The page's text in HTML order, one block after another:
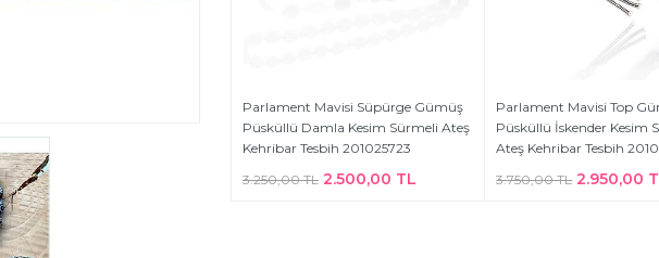
Parlament Mavisi Süpürge Gümüş
Püsküllü Damla Kesim Sürmeli Ateş
Kehribar Tesbih 201025723
3.250,00 TL 2.500,00 TL
Parlament Mavisi Top
Püsküllü İskender Kesim
Ateş Kehribar Tesbih
3.750,00 TL 2.950,00